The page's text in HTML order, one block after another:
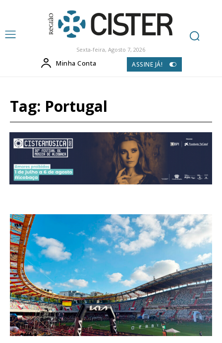
Sexta-feira, Agosto 7, 2026
Minha Conta ASSINE JÁ!
Tag: Portugal